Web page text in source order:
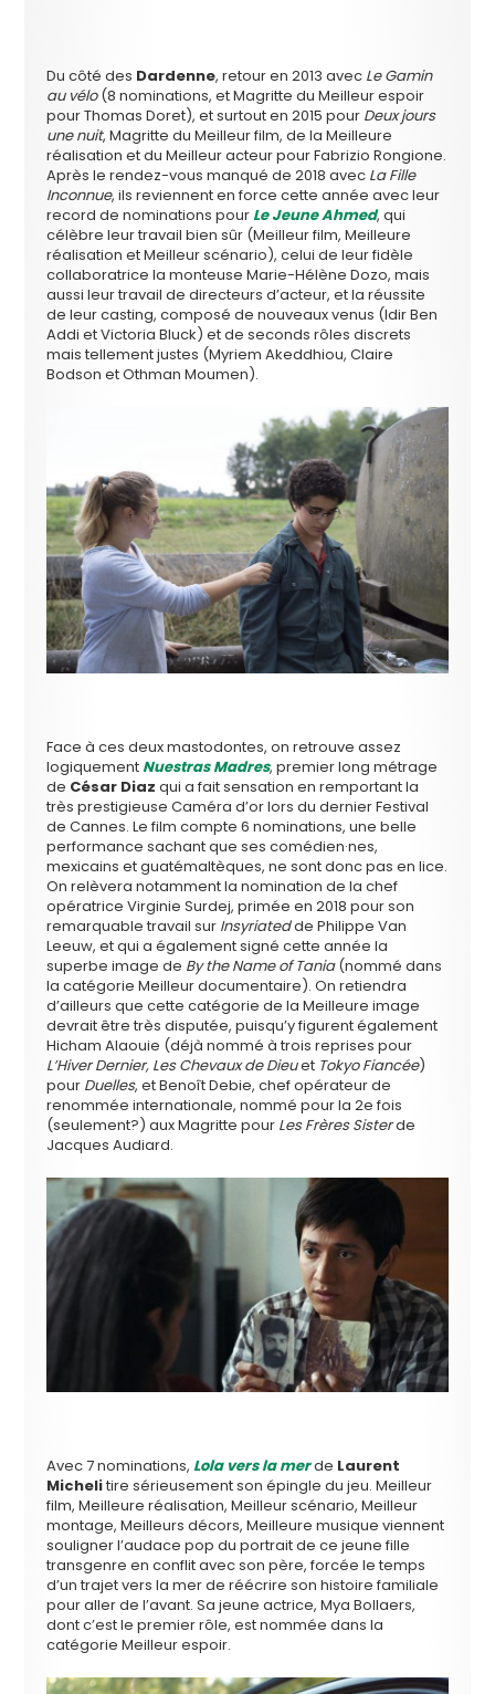
Du côté des Dardenne, retour en 2013 avec Le Gamin
au vélo(8 nominations, et Magritte du Meilleur espoir
pour Thomas Doret), et surtout en 2015 pour Deux jours
une nuit, Magritte du Meilleur film, de la Meilleure
réalisation et du Meilleur acteur pour Fabrizio Rongione.
Après le rendez-vous manqué de 2018 avec La Fille
Inconnue, ils reviennent en force cette année avec leur
record de nominations pour Le Jeune Ahmed, qui
célèbre leur travail bien sûr (Meilleur film, Meilleure
réalisation et Meilleur scénario), celui de leur fidèle
collaboratrice la monteuse Marie-Hélène Dozo, mais
aussi leur travail de directeurs d’acteur, et la réussite
de leur casting, composé de nouveaux venus (Idir Ben
Addi et Victoria Bluck) et de seconds rôles discrets
mais tellement justes (Myriem Akeddhiou, Claire
Bodson et Othman Moumen).
Face à ces deux mastodontes, on retrouve assez
logiquement Nuestras Madres, premier long métrage
de César Diaz qui a fait sensation en remportant la
très prestigieuse Caméra d’or lors du dernier Festival
de Cannes. Le film compte 6 nominations, une belle
performance sachant que ses comédien·nes,
mexicains et guatémaltèques, ne sont donc pas en lice.
On relèvera notamment la nomination de la chef
opératrice Virginie Surdej, primée en 2018 pour son
remarquable travail sur Insyriatedde Philippe Van
Leeuw, et qui a également signé cette année la
superbe image de By the Name of Tania(nommé dans
la catégorie Meilleur documentaire). On retiendra
d’ailleurs que cette catégorie de la Meilleure image
devrait être très disputée, puisqu’y figurent également
Hicham Alaouie (déjà nommé à trois reprises pour
L’Hiver Dernier, Les Chevaux de Dieuet Tokyo Fiancée)
pour Duelles, et Benoît Debie, chef opérateur de
renommée internationale, nommé pour la 2e fois
(seulement?) aux Magritte pour Les Frères Sisterde
Jacques Audiard.
Avec 7 nominations, Lola vers la merde Laurent
Michelitire sérieusement son épingle du jeu. Meilleur
film, Meilleure réalisation, Meilleur scénario, Meilleur
montage, Meilleurs décors, Meilleure musique viennent
souligner l’audace pop du portrait de ce jeune fille
transgenre en conflit avec son père, forcée le temps
d’un trajet vers la mer de réécrire son histoire familiale
pour aller de l’avant. Sa jeune actrice, Mya Bollaers,
dont c’est le premier rôle, est nommée dans la
catégorie Meilleur espoir.